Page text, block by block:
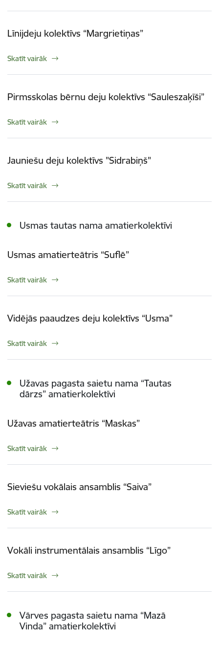
Līnijdeju kolektīvs “Margrietiņas”
Skatīt vairāk
Pirmsskolas bērnu deju kolektīvs “Sauleszaķīši”
Skatīt vairāk
Jauniešu deju kolektīvs "Sidrabiņš"
Skatīt vairāk
Usmas tautas nama amatierkolektīvi
Usmas amatierteātris “Suflē”
Skatīt vairāk
Vidējās paaudzes deju kolektīvs “Usma”
Skatīt vairāk
Užavas pagasta saietu nama “Tautas
dārzs” amatierkolektīvi
Užavas amatierteātris “Maskas”
Skatīt vairāk
Sieviešu vokālais ansamblis “Saiva”
Skatīt vairāk
Vokāli instrumentālais ansamblis “Līgo”
Skatīt vairāk
Vārves pagasta saietu nama “Mazā
Vinda” amatierkolektīvi